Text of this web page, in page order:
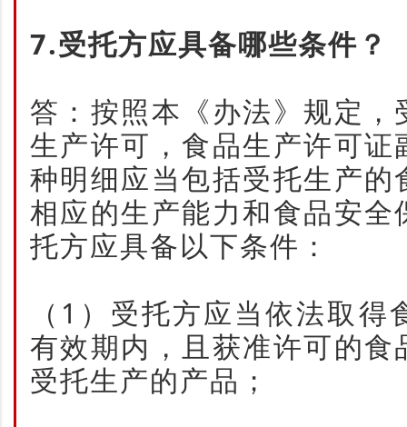
7.受托方应具备哪些条件？
答：按照本《办法》规定
生产许可，食品生产许可
种明细应当包括受托生产
相应的生产能力和食品安
托方应具备以下条件：
（1）受托方应当依法取
有效期内，且获准许可的
受托生产的产品；